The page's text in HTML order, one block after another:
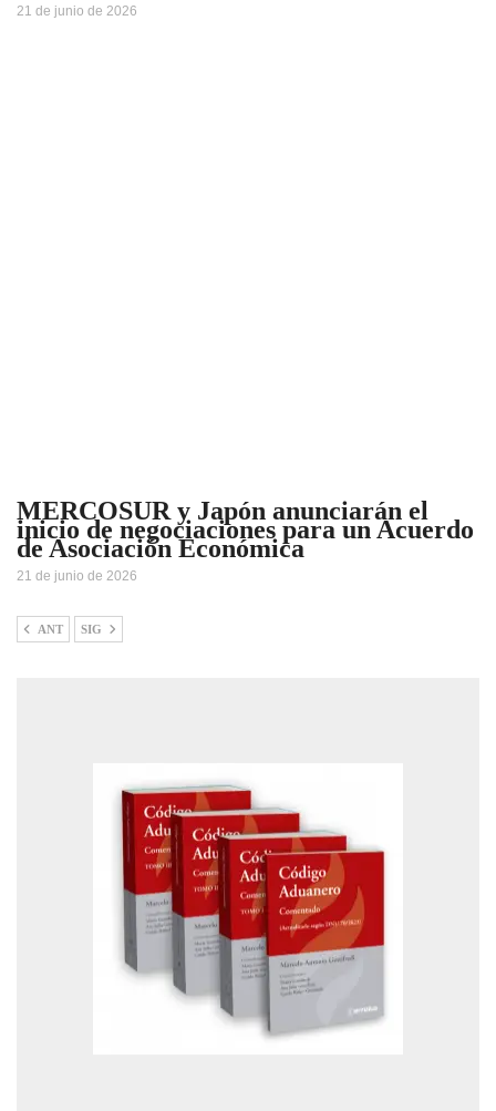
21 de junio de 2026
MERCOSUR y Japón anunciarán el
inicio de negociaciones para un Acuerdo
de Asociación Económica
21 de junio de 2026
ANT SIG